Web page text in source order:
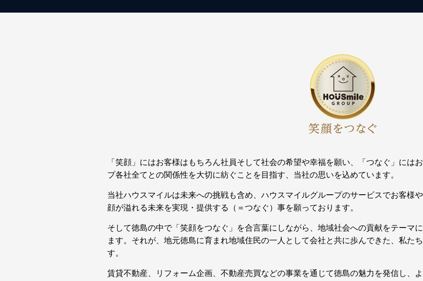
「笑顔」にはお客様はもちろん社員そして社会の希望や幸福を願い、「つなぐ」には
プ各社全てとの関係性を大切に紡ぐことを目指す、当社の思いを込めています。
当社ハウスマイルは未来への挑戦も含め、ハウスマイルグループのサービスでお客様
顔が溢れる未来を実現・提供する（＝つなぐ）事を願っております。
そして徳島の中で「笑顔をつなぐ」を合言葉にしながら、地域社会への貢献をテーマ
ます。それが、地元徳島に育まれ地域住民の一人として会社と共に歩んできた、私た
す。
賃貸不動産、リフォーム企画、不動産売買などの事業を通じて徳島の魅力を発信し、